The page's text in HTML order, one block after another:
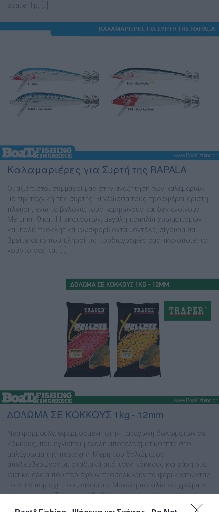
scatter lip, […]
Καλαμαριέρες για Συρτή της RAPALA
Οι αξιόπιστοι σύµµαχοί µας στην αναζήτηση των καλαµαριών
µε την τεχνική της συρτής. Η γλώσσα τους προσφέρει άριστη
πλεύση, ενώ τα βελόνια τους καρφώνουν και δεν ανοίγουν.
Με µήκη 9 και 11 εκατοστών, µεγάλη ποικιλία χρωµατισµών
και πολύ προκλητικά φωσφορίζοντα µοντέλα, σίγουρα θα
βρείτε αυτό που πληροί τις προδιαγραφές σας, ικανοποιεί το
γούστο σας και […]
∆ΟΛΩΜΑ ΣΕ ΚΟΚΚΟΥΣ 1kg - 12mm
Νέα φόρµουλα εφαρµοσµένη στην παραγωγή δολωµάτων σε
κόκκους, που εγγυάται µεγάλη αποτελεσµατικότητα στο
µαλάγρωµα της περιοχής. Μέρη του δολώµατος
απελευθερώνονται σταδιακά από τους κόκκους και χάρη στα
φυτικά έλαια που περιέχουν προσελκύουν το ψάρι κρατώντας
το στην περιοχή που ψαρεύετε. Μεγάλη ποικιλία σε χρώµατα
ώστε να ταιριάζουν µε το βυθό και τις προτιµήσεις των